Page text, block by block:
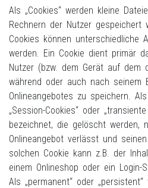
Als „Cookies“ werden kleine
Rechnern der Nutzer gespeichert
Cookies können unterschiedliche
werden. Ein Cookie dient primär
Nutzer (bzw. dem Gerät auf dem
während oder auch nach seinem
Onlineangebotes zu speichern.
„Session-Cookies“ oder
bezeichnet, die gelöscht werden,
Onlineangebot verlässt und
solchen Cookie kann z.B. der
einem Onlineshop oder ein Login-
Als „permanent“ oder „persistent“